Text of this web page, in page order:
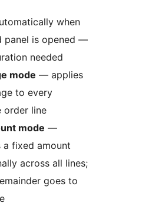
when
panel is opened —
needed
mode — applies
to every
order line
mode —
fixed amount
across all lines;
goes to